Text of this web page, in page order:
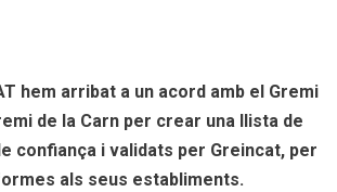
hem arribat a un acord amb el Gremi
de la Carn per crear una llista de
confiança i validats per Greincat, per
als seus establiments.